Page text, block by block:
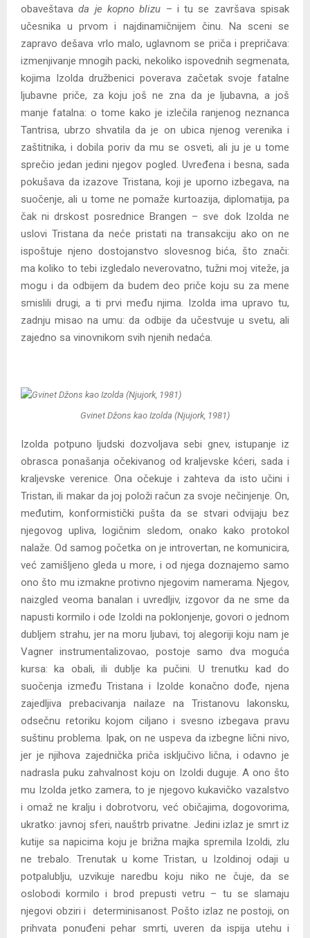
obaveštavada je kopno blizu – i tu se završava spisak
učesnika u prvom i najdinamičnijem činu. Na sceni se
zapravo dešava vrlo malo, uglavnom se priča i prepričava:
izmenjivanje mnogih packi, nekoliko ispovednih segmenata,
kojima Izolda družbenici poverava začetak svoje fatalne
ljubavne priče, za koju još ne zna da je ljubavna, a još
manje fatalna: o tome kako je izlečila ranjenog neznanca
Tantrisa, ubrzo shvatila da je on ubica njenog verenika i
zaštitnika, i dobila poriv da mu se osveti, ali ju je u tome
sprečio jedan jedini njegov pogled. Uvređena i besna, sada
pokušava da izazove Tristana, koji je uporno izbegava, na
suočenje, ali u tome ne pomaže kurtoazija, diplomatija, pa
čak ni drskost posrednice Brangen – sve dok Izolda ne
uslovi Tristana da neće pristati na transakciju ako on ne
ispoštuje njeno dostojanstvo slovesnog bića, što znači:
ma koliko to tebi izgledalo neverovatno, tužni moj viteže, ja
mogu i da odbijem da budem deo priče koju su za mene
smislili drugi, a ti prvi među njima. Izolda ima upravo tu,
zadnju misao na umu: da odbije da učestvuje u svetu, ali
zajedno sa vinovnikom svih njenih nedaća.
Gvinet Džons kao Izolda (Njujork, 1981)
Izolda potpuno ljudski dozvoljava sebi gnev, istupanje iz
obrasca ponašanja očekivanog od kraljevske kćeri, sada i
kraljevske verenice. Ona očekuje i zahteva da isto učini i
Tristan, ili makar da joj položi račun za svoje nečinjenje. On,
međutim, konformistički pušta da se stvari odvijaju bez
njegovog upliva, logičnim sledom, onako kako protokol
nalaže. Od samog početka on je introvertan, ne komunicira,
već zamišljeno gleda u more, i od njega doznajemo samo
ono što mu izmakne protivno njegovim namerama. Njegov,
naizgled veoma banalan i uvredljiv, izgovor da ne sme da
napusti kormilo i ode Izoldi na poklonjenje, govori o jednom
dubljem strahu, jer na moru ljubavi, toj alegoriji koju nam je
Vagner instrumentalizovao, postoje samo dva moguća
kursa: ka obali, ili dublje ka pučini. U trenutku kad do
suočenja između Tristana i Izolde konačno dođe, njena
zajedljiva prebacivanja nailaze na Tristanovu lakonsku,
odsečnu retoriku kojom ciljano i svesno izbegava pravu
suštinu problema. Ipak, on ne uspeva da izbegne lični nivo,
jer je njihova zajednička priča isključivo lična, i odavno je
nadrasla puku zahvalnost koju on Izoldi duguje. A ono što
mu Izolda jetko zamera, to je njegovo kukavičko vazalstvo
i omaž ne kralju i dobrotvoru, već običajima, dogovorima,
ukratko: javnoj sferi, nauštrb privatne. Jedini izlaz je smrt iz
kutije sa napicima koju je brižna majka spremila Izoldi, zlu
ne trebalo. Trenutak u kome Tristan, u Izoldinoj odaji u
potpalublju, uzvikuje naredbu koju niko ne čuje, da se
oslobodi kormilo i brod prepusti vetru – tu se slamaju
njegovi obziri i determinisanost. Pošto izlaz ne postoji, on
prihvata ponuđeni pehar smrti, uveren da ispija utehu i